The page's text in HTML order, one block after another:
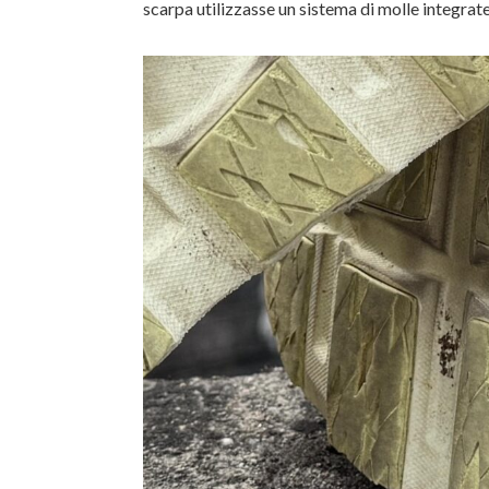
scarpa utilizzasse un sistema di molle